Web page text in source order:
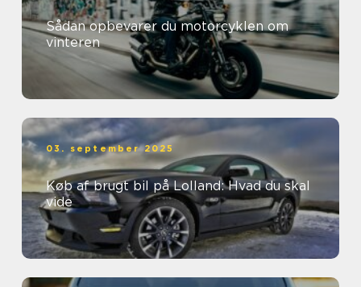
Sådan opbevarer du motorcyklen om
vinteren
03. september 2025
Køb af brugt bil på Lolland: Hvad du skal
vide